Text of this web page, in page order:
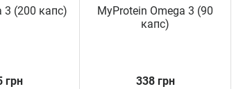
3 (200 капс)
грн
MyProtein Omega 3 (90
капс)
338 грн